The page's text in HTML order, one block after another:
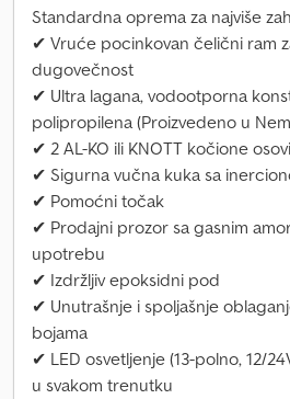
Standardna oprema za najviše
✔ Vruće pocinkovan čelični ram
dugovečnost
✔ Ultra lagana, vodootporna
polipropilena (Proizvedeno u
✔ 2 AL-KO ili KNOTT kočione
✔ Sigurna vučna kuka sa
✔ Pomoćni točak
✔ Prodajni prozor sa gasnim
upotrebu
✔ Izdržljiv epoksidni pod
✔ Unutrašnje i spoljašnje
bojama
✔ LED osvetljenje (13-polno, 12/
u svakom trenutku